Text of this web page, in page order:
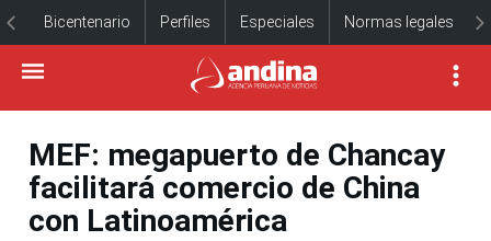
Bicentenario Perfiles Especiales Normas legales
MEF: megapuerto de Chancay
facilitará comercio de China
con Latinoamérica